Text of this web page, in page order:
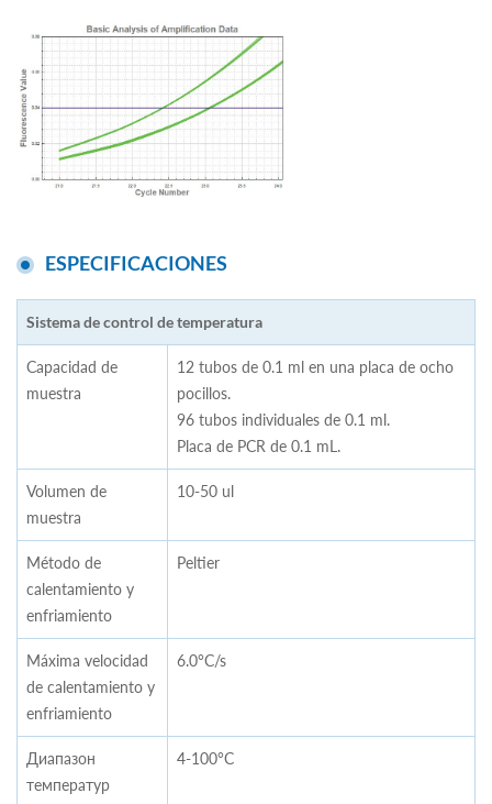
ESPECIFICACIONES
Sistema de control de temperatura
Capacidad de
muestra
12 tubos de 0.1 ml en una placa de ocho
pocillos.
96 tubos individuales de 0.1 ml.
Placa de PCR de 0.1 mL.
Volumen de
muestra
10-50 ul
Método de
calentamiento y
enfriamiento
Peltier
Máxima velocidad
de calentamiento y
enfriamiento
6.0°C/s
Диапазон
температур
4-100°C